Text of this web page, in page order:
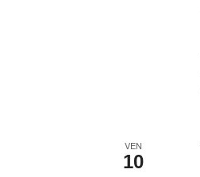
VEN
10